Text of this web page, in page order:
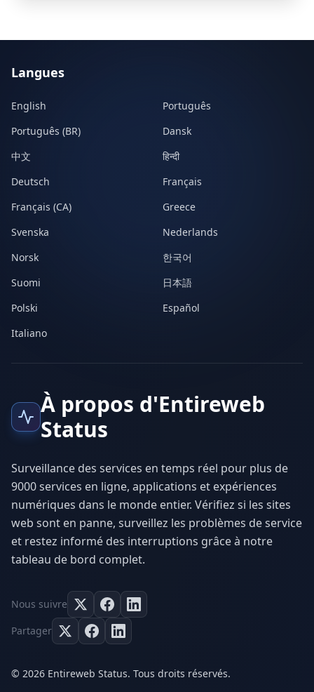
Langues
English
Português
Português (BR)
Dansk
中文
हिन्दी
Deutsch
Français
Français (CA)
Greece
Svenska
Nederlands
Norsk
한국어
Suomi
日本語
Polski
Español
Italiano
À propos d'Entireweb
Status
Surveillance des services en temps réel pour plus de
9000 services en ligne, applications et expériences
numériques dans le monde entier. Vérifiez si les sites
web sont en panne, surveillez les problèmes de service
et restez informé des interruptions grâce à notre
tableau de bord complet.
Nous suivre
Partager
© 2026 Entireweb Status. Tous droits réservés.